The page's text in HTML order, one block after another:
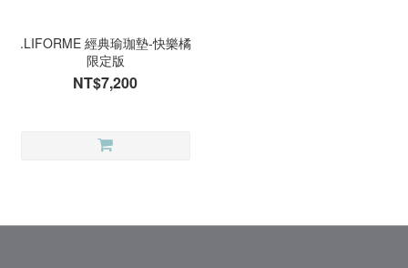
.LIFORME 經典瑜珈墊-快樂橘
限定版
NT$7,200